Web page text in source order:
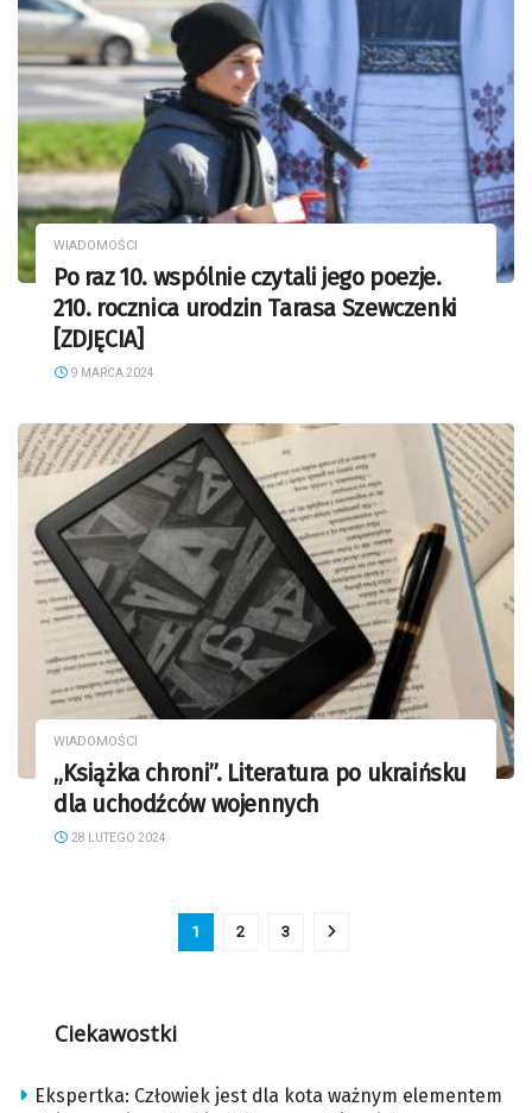
WIADOMOŚCI
Po raz 10. wspólnie czytali jego poezje.
210. rocznica urodzin Tarasa Szewczenki
[ZDJĘCIA]
9 MARCA 2024
WIADOMOŚCI
„Książka chroni”. Literatura po ukraińsku
dla uchodźców wojennych
28 LUTEGO 2024
1 2 3
Ciekawostki
Ekspertka: Człowiek jest dla kota ważnym elementem